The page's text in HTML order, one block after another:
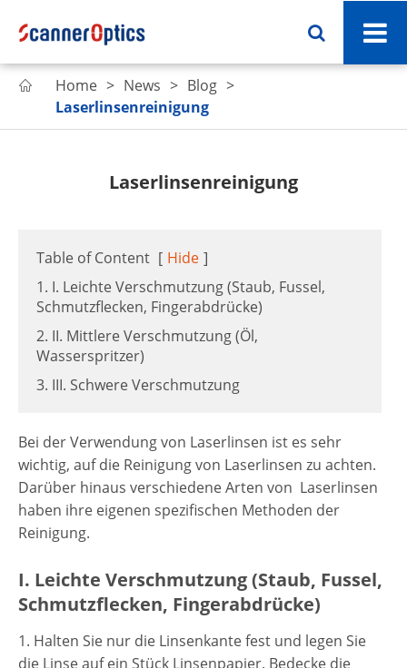
 Home News
Blog
Laserlinsenreinigung
Laserlinsenreinigung
Table of Content [ Hide ]
1. I. Leichte Verschmutzung (Staub, Fussel,
Schmutzflecken, Fingerabdrücke)
2. II. Mittlere Verschmutzung (Öl,
Wasserspritzer)
3. III. Schwere Verschmutzung
Bei der Verwendung von Laserlinsen ist es sehr
wichtig, auf die Reinigung von Laserlinsen zu achten.
Darüber hinaus verschiedene Arten von Laserlinsen
haben ihre eigenen spezifischen Methoden der
Reinigung.
I. Leichte Verschmutzung (Staub, Fussel,
Schmutzflecken, Fingerabdrücke)
1. Halten Sie nur die Linsenkante fest und legen Sie
die Linse auf ein Stück Linsenpapier. Bedecke die